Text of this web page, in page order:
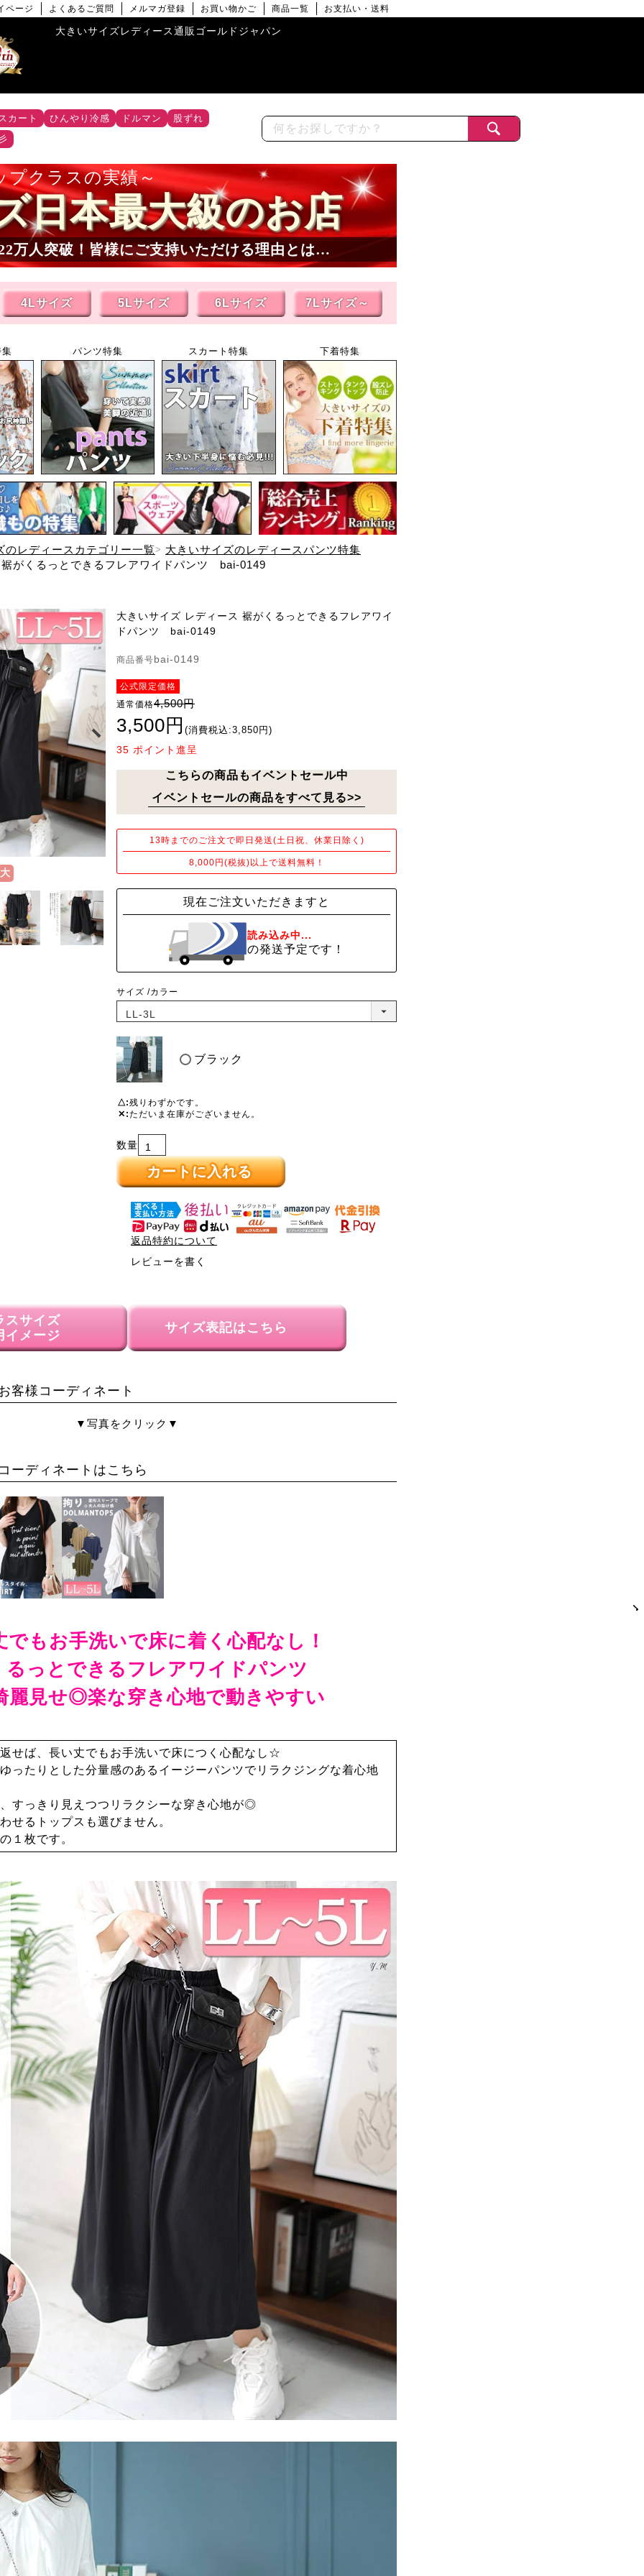
ページ よくあるご質問 メルマガ登録 お買い物かご 商品一覧 お支払い・送料
大きいサイズレディース通販ゴールドジャパン
カート ひんやり冷感 ドルマン
股ずれ
プクラスの実績
日本最大級のお店
万人突破！皆様にご支持いただける理由とは…
4Lサイズ 5Lサイズ 6Lサイズ 7Lサイズ～
パンツ特集 スカート特集 下着特集
のレディースカテゴリー一覧
大きいサイズのレディースパンツ特集
がくるっとできるフレアワイドパンツ bai-0149
大きいサイズ レディース 裾がくるっとできるフレアワイ
ドパンツ bai-0149
商品番号bai-0149
公式限定価格
通常価格4,500円
3,500円 (消費税込:3,850円)
35 ポイント進呈
こちらの商品もイベントセール中
イベントセールの商品をすべて見る>>
13時までのご注文で即日発送(土日祝、休業日除く)
8,000円(税抜)以上で送料無料！
現在ご注文いただきますと
読み込み中...
の発送予定です！
サイズ カラー
ブラック
△ 残りわずかです。
✕ ただいま在庫がございません。
カートに入れる
返品特約について
レビューを書く
スサイズ
イメージ
サイズ表記はこちら
客様コーディネート
▼写真をクリック▼
ーディネートはこちら
でもお手洗いで床に着く心配なし！
るっとできるフレアワイドパンツ
麗見せ◎楽な穿き心地で動きやすい
せば、長い丈でもお手洗いで床につく心配なし☆
ったりとした分量感のあるイージーパンツでリラクジングな着心地
すっきり見えつつリラクシーな穿き心地が◎
せるトップスも選びません。
１枚です。